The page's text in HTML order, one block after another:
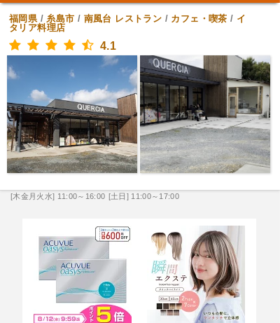
福岡県/糸島市 / 南風台 レストラン / カフェ・喫茶 / イ
タリア料理店
4.1
[木金月火水] 11:00～16:00 [土日] 11:00～17:00